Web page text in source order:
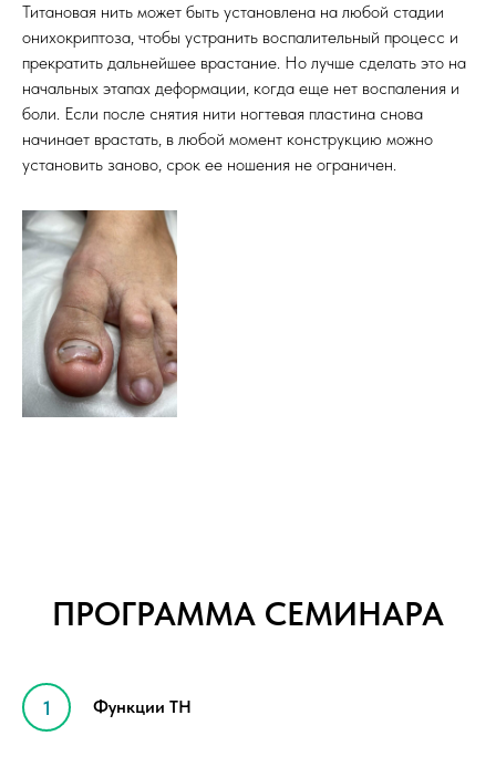
Титановая нить может быть установлена на любой стадии
онихокриптоза, чтобы устранить воспалительный процесс и
прекратить дальнейшее врастание. Но лучше сделать это на
начальных этапах деформации, когда еще нет воспаления и
боли. Если после снятия нити ногтевая пластина снова
начинает врастать, в любой момент конструкцию можно
установить заново, срок ее ношения не ограничен.
ПРОГРАММА СЕМИНАРА
Функции ТН